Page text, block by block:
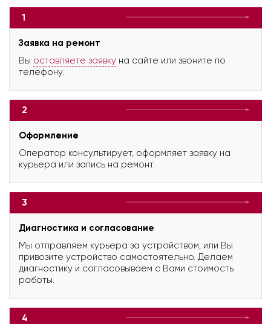
1
Заявка на ремонт
Вы оставляете заявку на сайте или звоните по
телефону.
2
Оформление
Оператор консультирует, оформляет заявку на
курьера или запись на ремонт.
3
Диагностика и согласование
Мы отправляем курьера за устройством, или Вы
привозите устройство самостоятельно. Делаем
диагностику и согласовываем с Вами стоимость
работы.
4